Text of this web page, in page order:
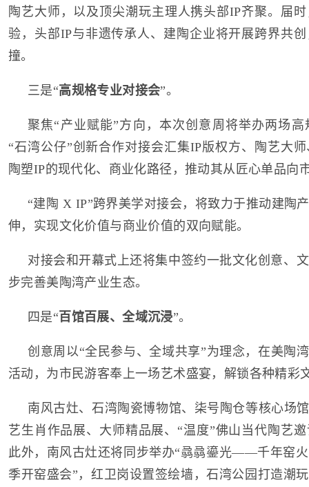
陶艺大师，以及顶尖潮玩主理人携头部IP齐聚。届
验，头部IP与非遗传承人、建陶企业将开展跨界共
撞。
三是“高规格专业对接会”。
聚焦“产业赋能”方向，本次创意周将举办两场
“石湾公仔”创新合作对接会汇集IP版权方、陶艺大
陶塑IP的现代化、商业化路径，推动其从匠心单品向
“建陶 X IP”跨界美学对接会，将致力于推动建陶
伸，实现文化价值与商业价值的双向赋能。
对接会和开幕式上还将集中签约一批文化创意、
步完善美陶湾产业生态。
四是“百馆百展、全域沉浸”。
创意周以“全民参与、全域共享”为理念，在美陶
活动，为市民游客奉上一场艺术盛宴，解锁各种精彩
南风古灶、石湾陶瓷博物馆、柒号陶仓等核心场
艺生肖作品展、大师精品展、“温度”佛山当代陶艺
此外，南风古灶还将同步举办“骉骉鎏光——千年窑
季开窑盛会”，红卫岗设置签绘墙，石湾公园打造潮